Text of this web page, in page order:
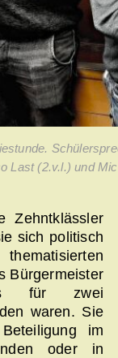
Last (2.v.l.) und
Zehntklässler
sich politisch
Bürgermeister
für zwei
waren. Sie
im
oder in